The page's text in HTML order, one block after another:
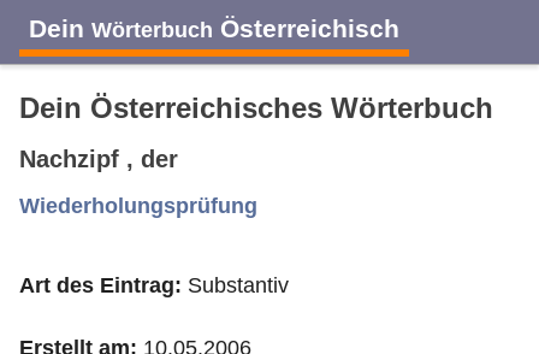
Dein Wörterbuch Österreichisch
A B C D E
J K L M N
Dein Österreichisches Wörterbuch
Nachzipf , der
Wiederholungsprüfung
Art des Eintrag: Substantiv
Erstellt am: 10.05.2006